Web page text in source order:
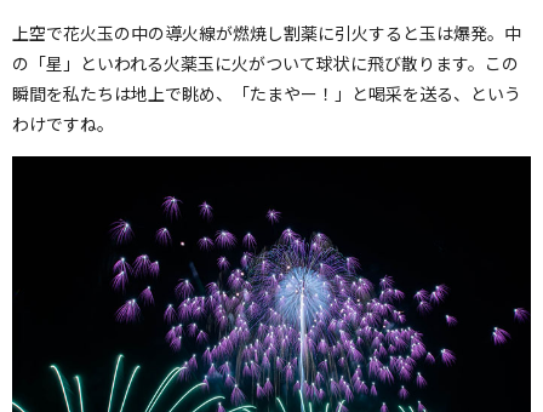
上空で花火玉の中の導火線が燃焼し割薬に引火すると玉は爆発。中
の「星」といわれる火薬玉に火がついて球状に飛び散ります。この
瞬間を私たちは地上で眺め、「たまやー！」と喝采を送る、という
わけですね。